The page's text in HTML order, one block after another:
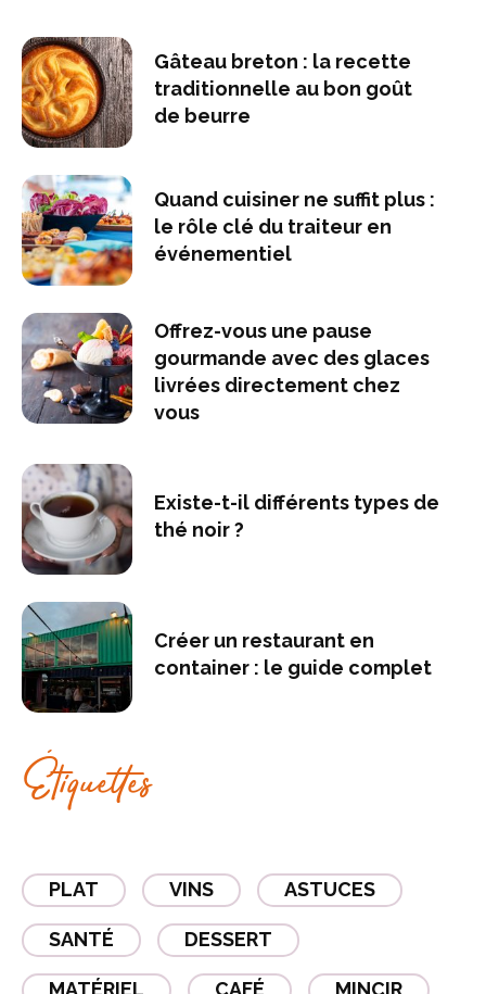
Gâteau breton : la recette
traditionnelle au bon goût
de beurre
Quand cuisiner ne suffit plus :
le rôle clé du traiteur en
événementiel
Offrez-vous une pause
gourmande avec des glaces
livrées directement chez
vous
Existe-t-il différents types de
thé noir ?
Créer un restaurant en
container : le guide complet
Étiquettes
PLAT VINS ASTUCES
SANTÉ DESSERT
MATÉRIEL CAFÉ MINCIR